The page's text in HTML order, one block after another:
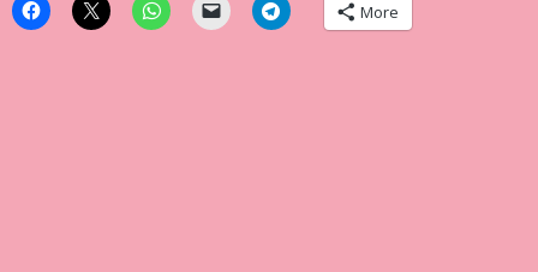
More